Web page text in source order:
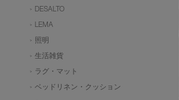
DESALTO
LEMA
照明
生活雑貨
ラグ・マット
ベッドリネン・クッション